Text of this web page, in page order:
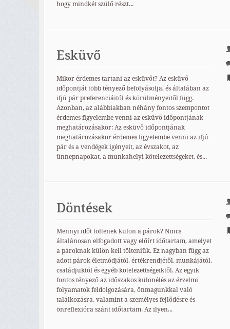
hogy mindkét szülő részt...
Esküvő
Mikor érdemes tartani az esküvőt? Az esküvő
időpontját több tényező befolyásolja, és általában az
ifjú pár preferenciáitól és körülményeitől függ.
Azonban, az alábbiakban néhány fontos szempontot
érdemes figyelembe venni az esküvő időpontjának
meghatározásakor: Az esküvő időpontjának
meghatározásakor érdemes figyelembe venni az ifjú
pár és a vendégek igényeit, az évszakot, az
ünnepnapokat, a munkahelyi kötelezettségeket, és...
Döntések
Mennyi időt töltenek külön a párok? Nincs
általánosan elfogadott vagy előírt időtartam, amelyet
a pároknak külön kell tölteniük. Ez nagyban függ az
adott párok életmódjától, értékrendjétől, munkájától,
családjuktól és egyéb kötelezettségeiktől. Az egyik
fontos tényező az időszakos különélés az érzelmi
folyamatok feldolgozására, önmagunkkal való
találkozásra, valamint a személyes fejlődésre és
önreflexióra szánt időtartam. Az ilyen...